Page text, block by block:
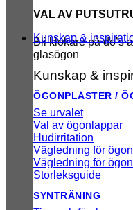
VAL AV
Bli klokare på do’s
glasögon
Kunskap &
Kunskap &
ÖGONPLÅSTER /
Se urvalet
Val av ögonlappar
Hudirritation
Vägledning för
Vägledning för
Storleksguide
SYNTRÄNING